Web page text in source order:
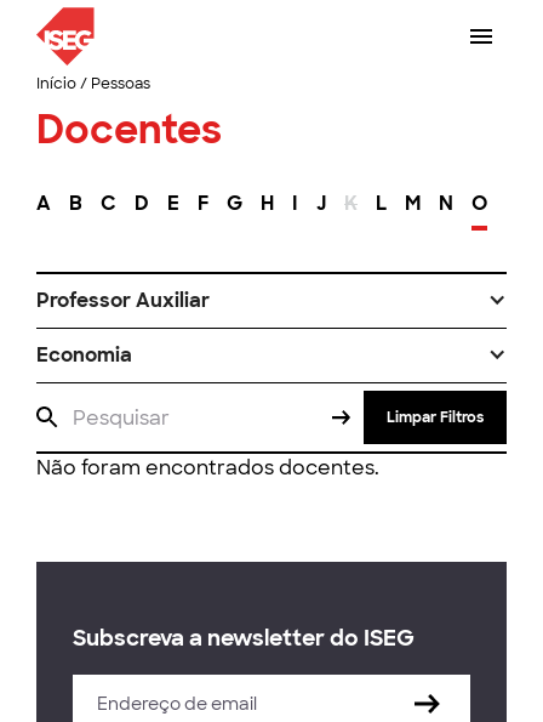
Início/ Pessoas
Docentes
A B C D E F G H I J K L M N O
Professor Auxiliar
Economia
Limpar Filtros
Não foram encontrados docentes.
Subscreva a newsletter do ISEG